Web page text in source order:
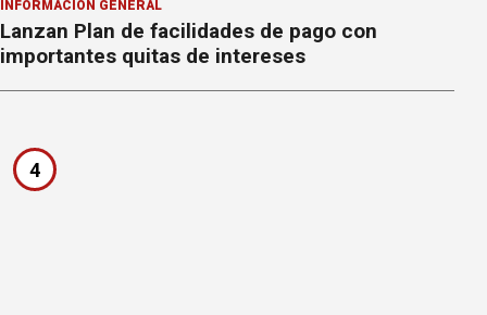
INFORMACION GENERAL
Lanzan Plan de facilidades de pago con
importantes quitas de intereses
4